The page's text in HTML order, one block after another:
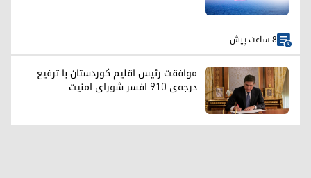
8 ساعت پیش
موافقت رئیس اقلیم کوردستان با ترفیع
درجه‌ی ۹۱۰ افسر شورای امنیت